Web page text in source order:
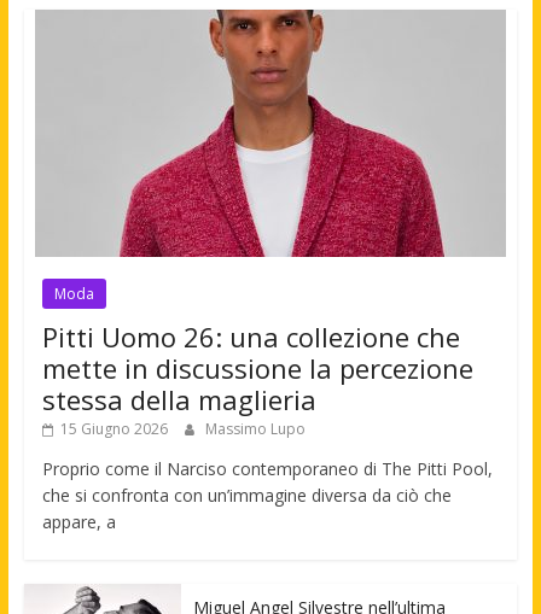
Moda
Pitti Uomo 26: una collezione che
mette in discussione la percezione
stessa della maglieria
15 Giugno 2026 Massimo Lupo
Proprio come il Narciso contemporaneo di The Pitti Pool,
che si confronta con un’immagine diversa da ciò che
appare, a
Miguel Angel Silvestre nell’ultima